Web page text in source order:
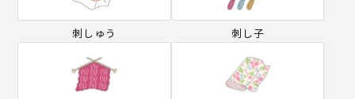
刺しゅう 刺し子